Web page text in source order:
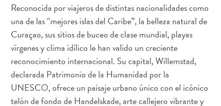
De
hoteles
boho
a
restaurantes
con
arte:
Reconocida por viajeros de distintas nacionalidades como
una de las “mejores islas del Caribe”, la belleza natural de
Curaçao, sus sitios de buceo de clase mundial, playas
vírgenes y clima idílico le han valido un creciente
reconocimiento internacional. Su capital, Willemstad,
declarada Patrimonio de la Humanidad por la
UNESCO, ofrece un paisaje urbano único con el icónico
telón de fondo de Handelskade, arte callejero vibrante y